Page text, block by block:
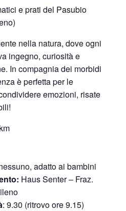
e prati del Pasubio
nella natura, dove ogni
ingegno, curiosità e
In compagnia dei morbidi
è perfetta per le
emozioni, risate
adatto ai bambini
Haus Senter – Fraz.
: 9.30 (ritrovo ore 9.15)